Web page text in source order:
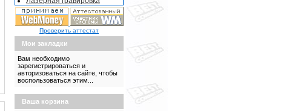
Проверить аттестат
Мои закладки
Вам необходимо
зарегистрироваться и
авторизоваться на сайте, чтобы
воспользоваться этим...
Ваша корзина